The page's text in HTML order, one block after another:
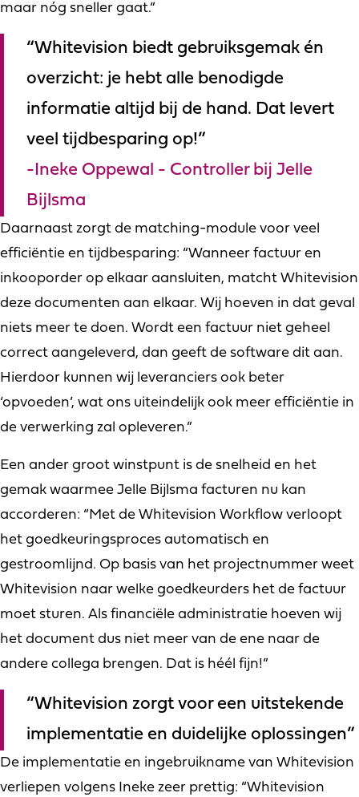
maar nóg sneller gaat.”
“Whitevision biedt gebruiksgemak én
overzicht: je hebt alle benodigde
informatie altijd bij de hand. Dat levert
veel tijdbesparing op!”
Ineke Oppewal - Controller bij Jelle
Bijlsma
Daarnaast zorgt de matching-module voor veel
efficiëntie en tijdbesparing: “Wanneer factuur en
inkooporder op elkaar aansluiten, matcht Whitevision
deze documenten aan elkaar. Wij hoeven in dat geval
niets meer te doen. Wordt een factuur niet geheel
correct aangeleverd, dan geeft de software dit aan.
Hierdoor kunnen wij leveranciers ook beter
‘opvoeden’, wat ons uiteindelijk ook meer efficiëntie in
de verwerking zal opleveren.”
Een ander groot winstpunt is de snelheid en het
gemak waarmee Jelle Bijlsma facturen nu kan
accorderen: “Met de Whitevision Workflow verloopt
het goedkeuringsproces automatisch en
gestroomlijnd. Op basis van het projectnummer weet
Whitevision naar welke goedkeurders het de factuur
moet sturen. Als financiële administratie hoeven wij
het document dus niet meer van de ene naar de
andere collega brengen. Dat is héél fijn!”
“Whitevision zorgt voor een uitstekende
implementatie en duidelijke oplossingen”
De implementatie en ingebruikname van Whitevision
verliepen volgens Ineke zeer prettig: “Whitevision